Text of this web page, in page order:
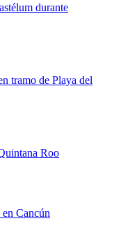
durante
tramo de Playa del
Roo
en Cancún